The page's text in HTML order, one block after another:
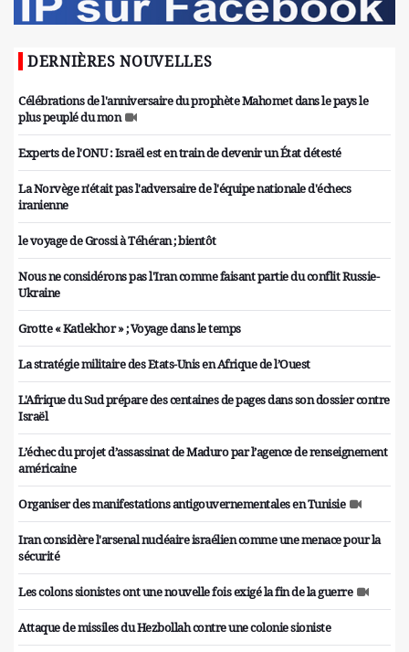
DERNIÈRES NOUVELLES
Célébrations de l'anniversaire du prophète Mahomet dans le pays le
plus peuplé du mon
Experts de l'ONU : Israël est en train de devenir un État détesté
La Norvège n'était pas l'adversaire de l'équipe nationale d'échecs
iranienne
le voyage de Grossi à Téhéran ; bientôt
Nous ne considérons pas l'Iran comme faisant partie du conflit Russie-
Ukraine
Grotte « Katlekhor » ; Voyage dans le temps
La stratégie militaire des Etats-Unis en Afrique de l’Ouest
L'Afrique du Sud prépare des centaines de pages dans son dossier contre
Israël
L’échec du projet d’assassinat de Maduro par l’agence de renseignement
américaine
Organiser des manifestations antigouvernementales en Tunisie
Iran considère l'arsenal nucléaire israélien comme une menace pour la
sécurité
Les colons sionistes ont une nouvelle fois exigé la fin de la guerre
Attaque de missiles du Hezbollah contre une colonie sioniste